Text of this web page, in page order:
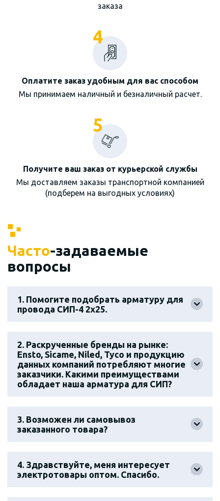
заказа
4
Оплатите заказ удобным для вас способом
Мы принимаем наличный и безналичный расчет.
5
Получите ваш заказ от курьерской службы
Мы доставляем заказы транспортной компанией
(подберем на выгодных условиях)
Часто-задаваемые
вопросы
1. Помогите подобрать арматуру для
провода СИП-4 2х25.
2. Раскрученные бренды на рынке:
Ensto, Sicame, Niled, Tyco и продукцию
данных компаний потребляют многие
заказчики. Какими преимуществами
обладает наша арматура для СИП?
3. Возможен ли самовывоз
заказанного товара?
4. Здравствуйте, меня интересует
электротовары оптом. Спасибо.